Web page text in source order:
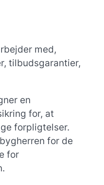
med,
tilbudsgarantier,
en
for, at
forpligtelser.
for de
for